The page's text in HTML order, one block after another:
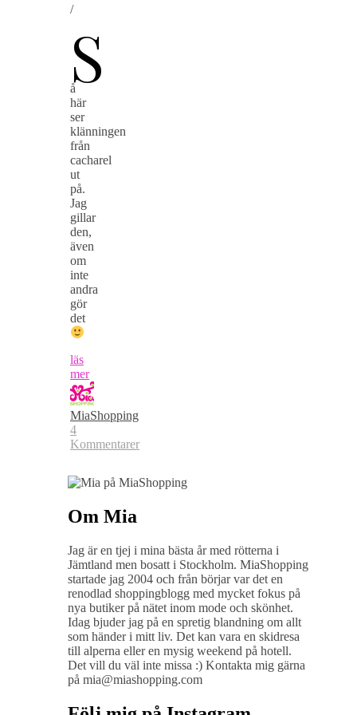
/
S
å
här
ser
klänningen
från
cacharel
ut
på.
Jag
gillar
den,
även
om
inte
andra
gör
det
läs
mer
MiaShopping
4
Kommentarer
Om Mia
Jag är en tjej i mina bästa år med rötterna i
Jämtland men bosatt i Stockholm. MiaShopping
startade jag 2004 och från börjar var det en
renodlad shoppingblogg med mycket fokus på
nya butiker på nätet inom mode och skönhet.
Idag bjuder jag på en spretig blandning om allt
som händer i mitt liv. Det kan vara en skidresa
till alperna eller en mysig weekend på hotell.
Det vill du väl inte missa :) Kontakta mig gärna
på mia@miashopping.com